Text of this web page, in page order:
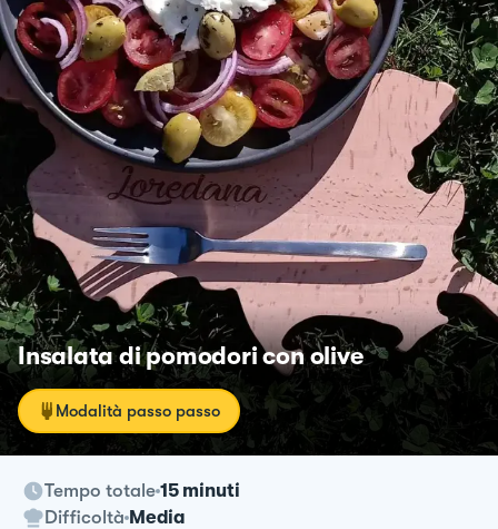
Insalata di pomodori con olive
Modalità passo passo
Tempo totale 15 minuti
Difficoltà Media